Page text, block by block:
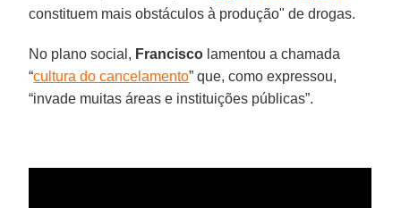
constituem mais obstáculos à produção" de drogas.
No plano social, Francisco lamentou a chamada
“cultura do cancelamento” que, como expressou,
“invade muitas áreas e instituições públicas”.